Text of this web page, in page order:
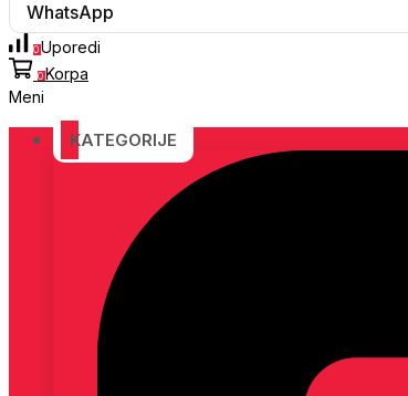
WhatsApp
0 Uporedi
0 Korpa
Meni
KATEGORIJE